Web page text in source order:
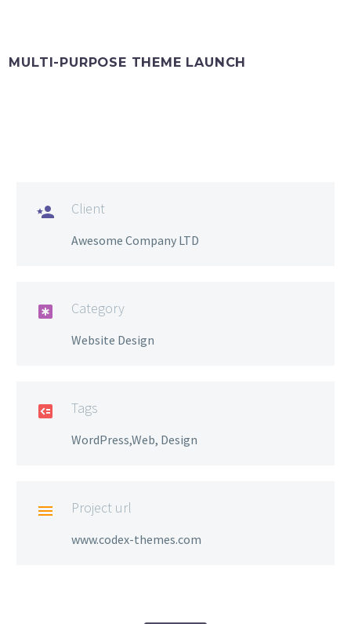
MULTI-PURPOSE THEME LAUNCH
 Client
Awesome Company LTD
 Category
Website Design
 Tags
WordPress,Web, Design
 Project url
www.codex-themes.com